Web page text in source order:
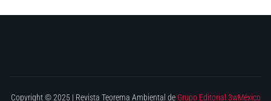
Copyright © 2025 | Revista Teorema Ambiental de Grupo Editorial 3wMéxico